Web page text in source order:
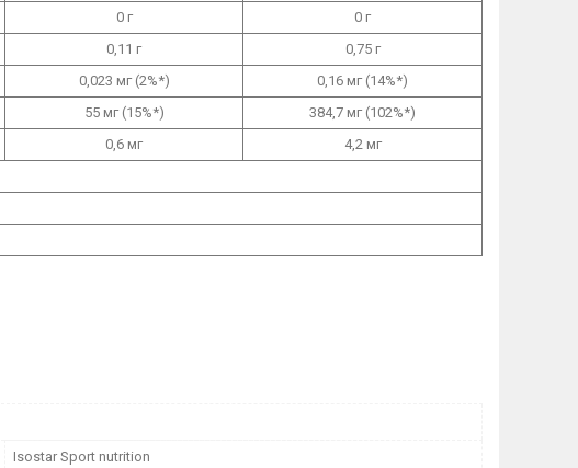
0 г
0 г
0,11 г
0,75 г
0,023 мг (2%*)
0,16 мг (14%*)
55 мг (15%*)
384,7 мг (102%*)
0,6 мг
4,2 мг
Isostar Sport nutrition